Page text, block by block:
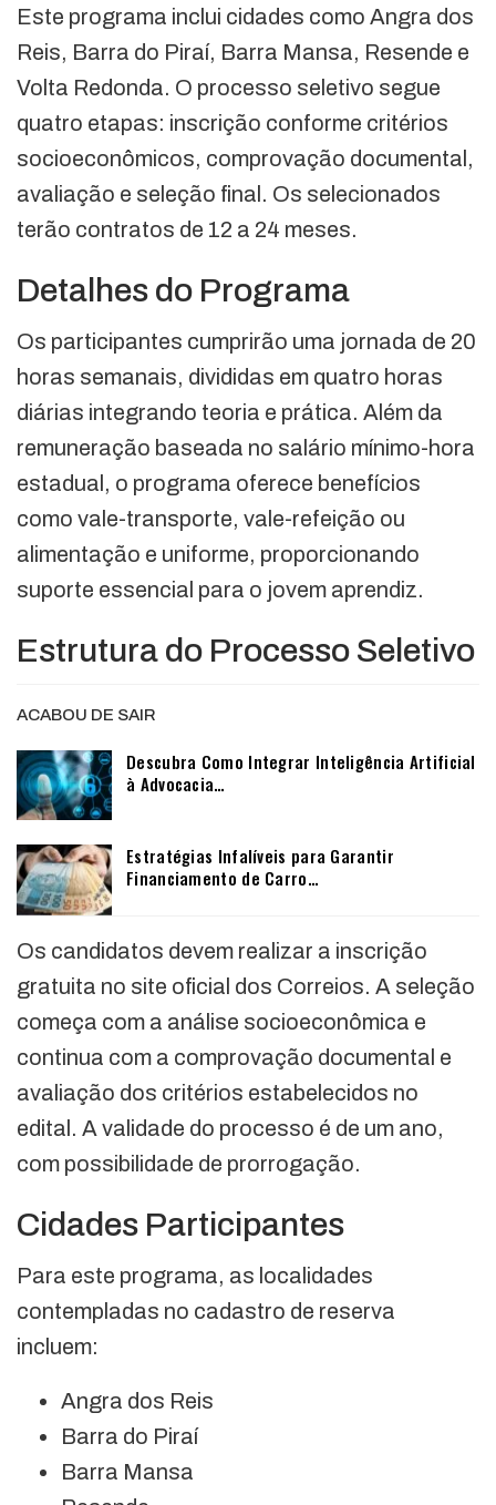
Este programa inclui cidades como Angra dos
Reis, Barra do Piraí, Barra Mansa, Resende e
Volta Redonda. O processo seletivo segue
quatro etapas: inscrição conforme critérios
socioeconômicos, comprovação documental,
avaliação e seleção final. Os selecionados
terão contratos de 12 a 24 meses.
Detalhes do Programa
Os participantes cumprirão uma jornada de 20
horas semanais, divididas em quatro horas
diárias integrando teoria e prática. Além da
remuneração baseada no salário mínimo-hora
estadual, o programa oferece benefícios
como vale-transporte, vale-refeição ou
alimentação e uniforme, proporcionando
suporte essencial para o jovem aprendiz.
Estrutura do Processo Seletivo
ACABOU DE SAIR
Descubra Como Integrar Inteligência Artificial
à Advocacia…
Estratégias Infalíveis para Garantir
Financiamento de Carro…
Os candidatos devem realizar a inscrição
gratuita no site oficial dos Correios. A seleção
começa com a análise socioeconômica e
continua com a comprovação documental e
avaliação dos critérios estabelecidos no
edital. A validade do processo é de um ano,
com possibilidade de prorrogação.
Cidades Participantes
Para este programa, as localidades
contempladas no cadastro de reserva
incluem:
Angra dos Reis
Barra do Piraí
Barra Mansa